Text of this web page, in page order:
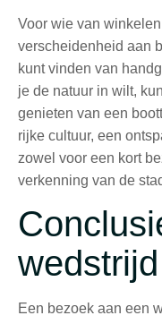
Voor wie van
verscheidenheid aan
kunt vinden van
je de natuur in wilt,
genieten van een
rijke cultuur, een
zowel voor een kort
verkenning van de
Een bezoek aan een